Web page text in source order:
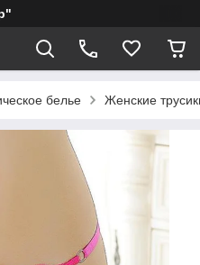
белье Женские